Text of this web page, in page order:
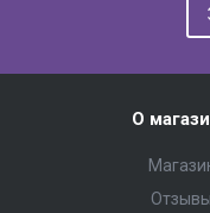
О
Отзывы